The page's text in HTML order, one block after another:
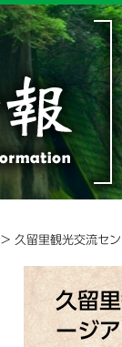
> 久留里観光交流セ
久留
ージア